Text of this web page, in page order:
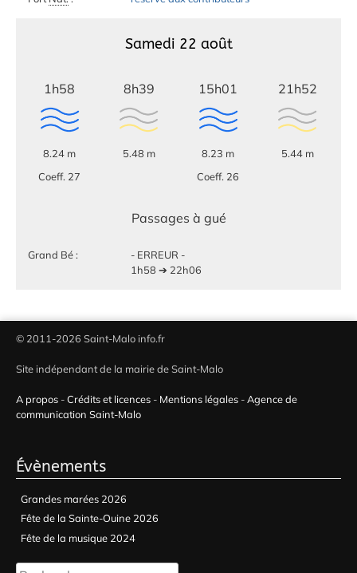
Samedi 22 août
1h58
8.24 m
Coeff. 27
8h39
5.48 m
15h01
8.23 m
Coeff. 26
21h52
5.44 m
Passages à gué
Grand Bé :
- ERREUR -
1h58 ➔ 22h06
© 2011-2026 Saint-Malo info.fr
Site indépendant de la mairie de Saint-Malo
A propos -Crédits et licences - Mentions légales -Agence de
communication Saint-Malo
Évènements
Grandes marées 2026
Fête de la Sainte-Ouine 2026
Fête de la musique 2024
Rechercher :